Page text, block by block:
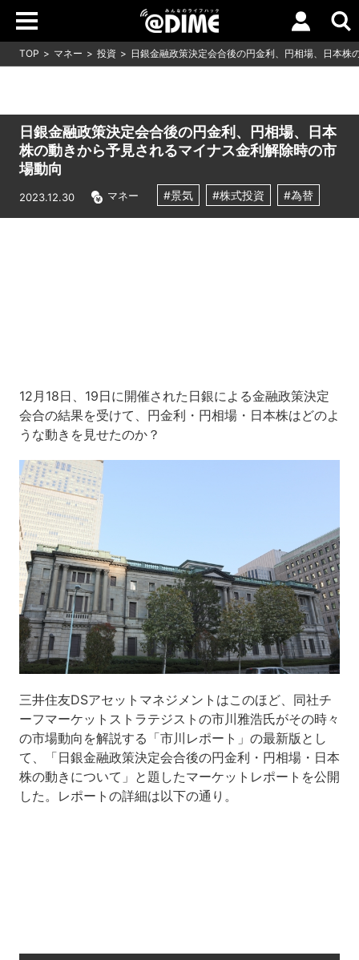
TOP マネー 投資 日銀金融政策決定会合後の円金利、円相場、日本
日銀金融政策決定会合後の円金利、円相場、日本
株の動きから予見されるマイナス金利解除時の市
場動向
2023.12.30 マネー #景気 #株式投資 #為替
12月18日、19日に開催された日銀による金融政策決定
会合の結果を受けて、円金利・円相場・日本株はどのよ
うな動きを見せたのか？
三井住友DSアセットマネジメントはこのほど、同社チ
ーフマーケットストラテジストの市川雅浩氏がその時々
の市場動向を解説する「市川レポート」の最新版とし
て、「日銀金融政策決定会合後の円金利・円相場・日本
株の動きについて」と題したマーケットレポートを公開
した。レポートの詳細は以下の通り。